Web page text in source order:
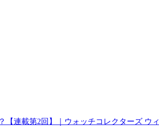
連載第2回】｜ウォッチコレクターズ ウ